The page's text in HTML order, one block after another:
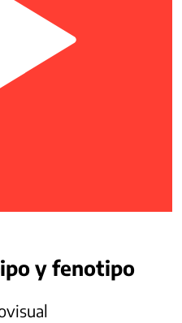
y fenotipo